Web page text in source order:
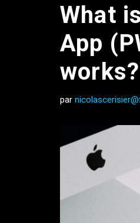
What
App
works?
par